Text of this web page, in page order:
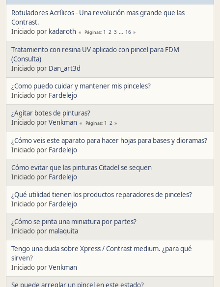
Rotuladores Acrílicos - Una revolución mas grande que las
Contrast.
Iniciado por kadaroth Páginas 1 2 3 ... 16
Tratamiento con resina UV aplicado con pincel para FDM
(Consulta)
Iniciado por Dan_art3d
¿Como puedo cuidar y mantener mis pinceles?
Iniciado por Fardelejo
¿Agitar botes de pinturas?
Iniciado porVenkman Páginas 1 2
¿Cómo veis este aparato para hacer hojas para bases y dioramas?
Iniciado por Fardelejo
Cómo evitar que las pinturas Citadel se sequen
Iniciado por Fardelejo
¿Qué utilidad tienen los productos reparadores de pinceles?
Iniciado por Fardelejo
¿Cómo se pinta una miniatura por partes?
Iniciado por malaquita
Tengo una duda sobre Xpress / Contrast medium. ¿para qué
sirven?
Iniciado porVenkman
Se puede arreglar un pincel en este estado?